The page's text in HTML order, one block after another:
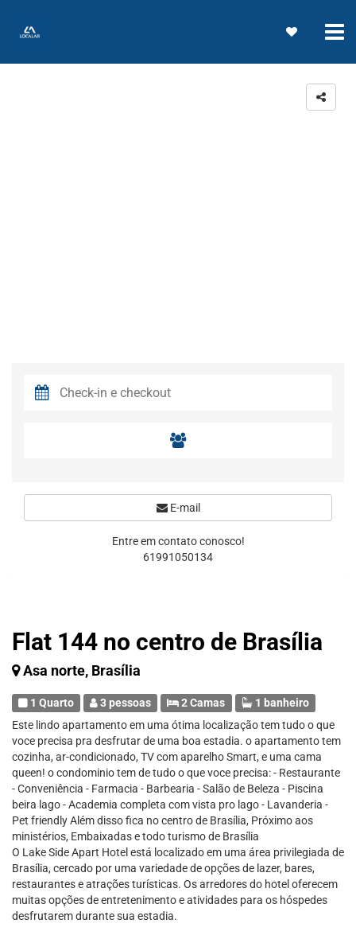
Flat 144 no centro de Brasília
Asa norte, Brasília
1 Quarto 3 pessoas 2 Camas
1 banheiro
Este lindo apartamento em uma ótima localização tem tudo o que
voce precisa pra desfrutar de uma boa estadia. o apartamento tem
cozinha, ar-condicionado, TV com aparelho Smart, e uma cama
queen! o condominio tem de tudo o que voce precisa: - Restaurante
- Conveniência - Farmacia - Barbearia - Salão de Beleza - Piscina
beira lago - Academia completa com vista pro lago - Lavanderia -
Pet friendly Além disso fica no centro de Brasília, Próximo aos
ministérios, Embaixadas e todo turismo de Brasília
O Lake Side Apart Hotel está localizado em uma área privilegiada de
Brasília, cercado por uma variedade de opções de lazer, bares,
restaurantes e atrações turísticas. Os arredores do hotel oferecem
muitas opções de entretenimento e atividades para os hóspedes
desfrutarem durante sua estadia.
E-mail
Entre em contato conosco!
61991050134